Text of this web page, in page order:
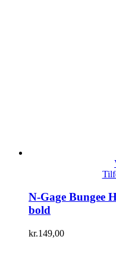
N-Gage Bungee
bold
kr.149,00